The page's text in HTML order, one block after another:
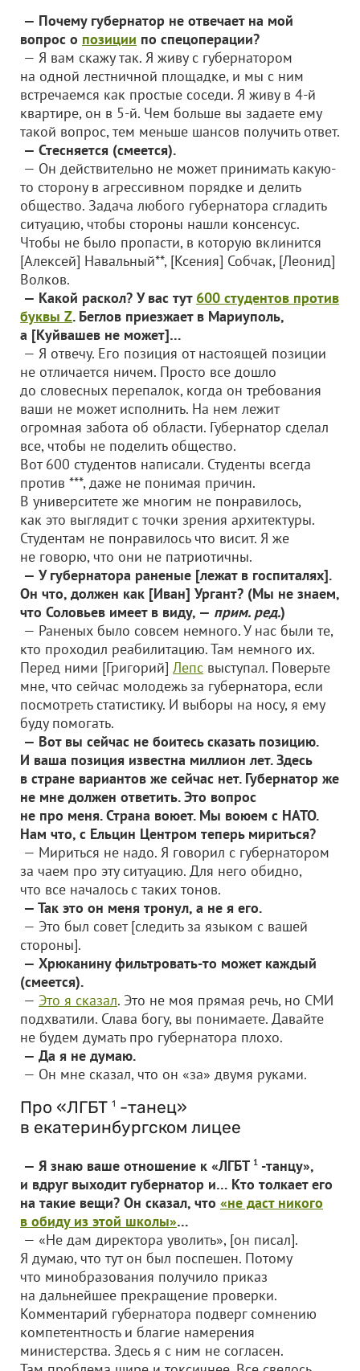
— Почему губернатор не отвечает на мой
вопрос о позиции по спецоперации?
— Я вам скажу так. Я живу с губернатором
на одной лестничной площадке, и мы с ним
встречаемся как простые соседи. Я живу в 4-й
квартире, он в 5-й. Чем больше вы задаете ему
такой вопрос, тем меньше шансов получить ответ.
— Стесняется (смеется).
— Он действительно не может принимать какую-
то сторону в агрессивном порядке и делить
общество. Задача любого губернатора сгладить
ситуацию, чтобы стороны нашли консенсус.
Чтобы не было пропасти, в которую вклинится
[Алексей] Навальный**, [Ксения] Собчак, [Леонид]
Волков.
— Какой раскол? У вас тут 600 студентов против
буквы Z. Беглов приезжает в Мариуполь,
а [Куйвашев не может]…
— Я отвечу. Его позиция от настоящей позиции
не отличается ничем. Просто все дошло
до словесных перепалок, когда он требования
ваши не может исполнить. На нем лежит
огромная забота об области. Губернатор сделал
все, чтобы не поделить общество.
Вот 600 студентов написали. Студенты всегда
против ***, даже не понимая причин.
В университете же многим не понравилось,
как это выглядит с точки зрения архитектуры.
Студентам не понравилось что висит. Я же
не говорю, что они не патриотичны.
— У губернатора раненые [лежат в госпиталях].
Он что, должен как [Иван] Ургант? (Мы не знаем,
что Соловьев имеет в виду, — прим. ред.)
— Раненых было совсем немного. У нас были те,
кто проходил реабилитацию. Там немного их.
Перед ними [Григорий] Лепс выступал. Поверьте
мне, что сейчас молодежь за губернатора, если
посмотреть статистику. И выборы на носу, я ему
буду помогать.
— Вот вы сейчас не боитесь сказать позицию.
И ваша позиция известна миллион лет. Здесь
в стране вариантов же сейчас нет. Губернатор же
не мне должен ответить. Это вопрос
не про меня. Страна воюет. Мы воюем с НАТО.
Нам что, с Ельцин Центром теперь мириться?
— Мириться не надо. Я говорил с губернатором
за чаем про эту ситуацию. Для него обидно,
что все началось с таких тонов.
— Так это он меня тронул, а не я его.
— Это был совет [следить за языком с вашей
стороны].
— Хрюканину фильтровать-то может каждый
(смеется).
— Это я сказал. Это не моя прямая речь, но СМИ
подхватили. Слава богу, вы понимаете. Давайте
не будем думать про губернатора плохо.
— Да я не думаю.
— Он мне сказал, что он «за» двумя руками.
Про «ЛГБТ 1 -танец»
в екатеринбургском лицее
— Я знаю ваше отношение к «ЛГБТ 1 -танцу»,
и вдруг выходит губернатор и… Кто толкает его
на такие вещи? Он сказал, что «не даст никого
в обиду из этой школы»…
— «Не дам директора уволить», [он писал].
Я думаю, что тут он был поспешен. Потому
что минобразования получило приказ
на дальнейшее прекращение проверки.
Комментарий губернатора подверг сомнению
компетентность и благие намерения
министерства. Здесь я с ним не согласен.